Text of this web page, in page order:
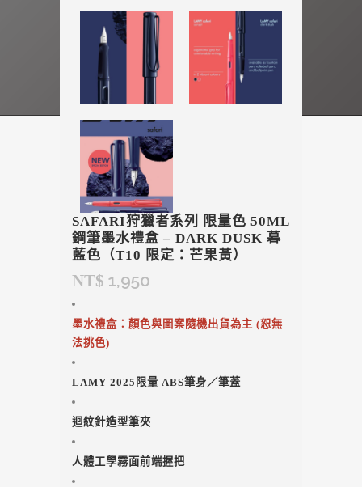
SAFARI狩獵者系列 限量色 50ML
鋼筆墨水禮盒 – DARK DUSK 暮
藍色（T10 限定：芒果黃）
NT$ 1,950
墨水禮盒：顏色與圖案隨機出貨為主 (恕無
法挑色)
LAMY 2025限量 ABS筆身／筆蓋
迴紋針造型筆夾
人體工學霧面前端握把